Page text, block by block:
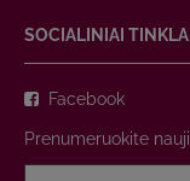
SOCIALINIAI
Facebook
Prenumeruokite